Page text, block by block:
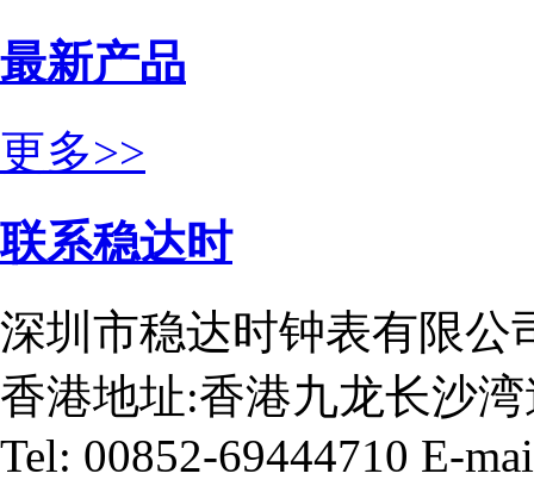
最新产品
更多>>
联系稳达时
深圳市稳达时钟表有限公
香港地址:香港九龙长沙
Tel: 00852-69444710 E-